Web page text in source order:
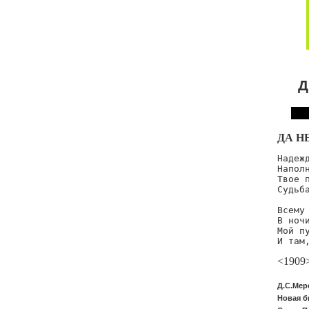
ДА
Твое
В
Мой
И
Новая